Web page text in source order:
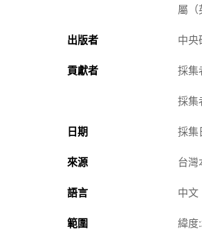
屬（
出版者 中央
貢獻者 採集
採集
日期 採集
來源 台灣
語言 中文
範圍 緯度